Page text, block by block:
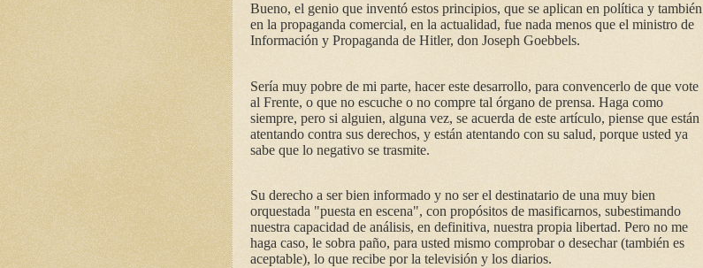
Bueno, el genio que inventó estos principios, que se aplican en política y también
en la propaganda comercial, en la actualidad, fue nada menos que el ministro de
Información y Propaganda de Hitler, don Joseph Goebbels.
Sería muy pobre de mi parte, hacer este desarrollo, para convencerlo de que vote
al Frente, o que no escuche o no compre tal órgano de prensa. Haga como
siempre, pero si alguien, alguna vez, se acuerda de este artículo, piense que están
atentando contra sus derechos, y están atentando con su salud, porque usted ya
sabe que lo negativo se trasmite.
Su derecho a ser bien informado y no ser el destinatario de una muy bien
orquestada "puesta en escena", con propósitos de masificarnos, subestimando
nuestra capacidad de análisis, en definitiva, nuestra propia libertad. Pero no me
haga caso, le sobra paño, para usted mismo comprobar o desechar (también es
aceptable), lo que recibe por la televisión y los diarios.